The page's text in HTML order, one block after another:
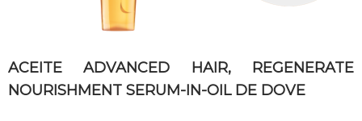
ACEITE ADVANCED HAIR, REGENERATE
NOURISHMENT SERUM-IN-OIL DE DOVE